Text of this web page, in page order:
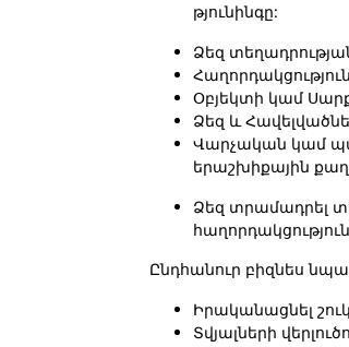
թյունինգը:
Ձեզ
Օբյեկտի կամ
Ձեզ և
Վարչական կամ
երաշխիքային
Ձեզ տրամադրել
Ընդհանուր բիզնես
Իրականացնել
Տվյալների